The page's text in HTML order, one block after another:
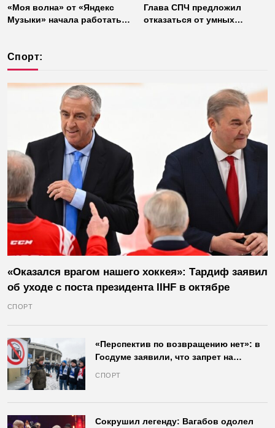
«Моя волна» от «Яндекс
Музыки» начала работать
Глава СПЧ предложил
отказаться от умных
Спорт:
«Оказался врагом нашего хоккея»: Тардиф заявил
об уходе с поста президента IIHF в октябре
СПОРТ
«Перспектив по возвращению нет»: в
Госдуме заявили, что запрет на
СПОРТ
Сокрушил легенду: Вагабов одолел